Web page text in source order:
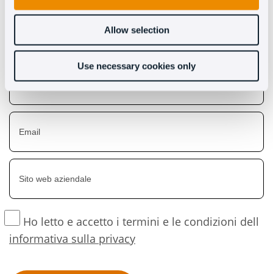
Allow selection
Use necessary cookies only
Ho letto e accetto i termini e le condizioni dell
informativa sulla privacy